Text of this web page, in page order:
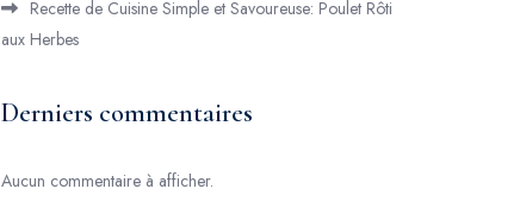
Recette de Cuisine Simple et Savoureuse: Poulet Rôti
aux Herbes
Derniers commentaires
Aucun commentaire à afficher.